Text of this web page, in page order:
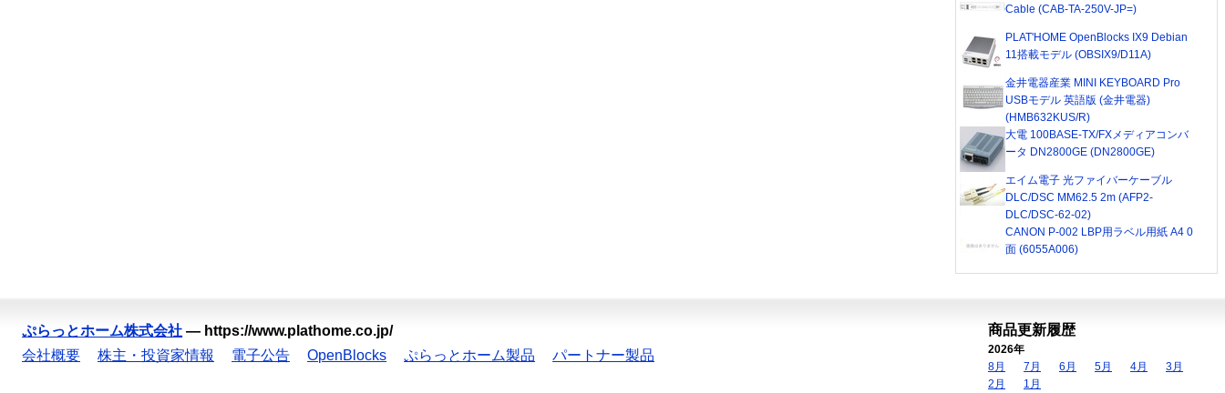
Cable (CAB-TA-250V-JP=)
PLAT'HOME OpenBlocks IX9 Debian
11搭載モデル (OBSIX9/D11A)
金井電器産業 MINI KEYBOARD Pro
USBモデル 英語版 (金井電器)
(HMB632KUS/R)
大電 100BASE-TX/FXメディアコンバ
ータ DN2800GE (DN2800GE)
エイム電子 光ファイバーケーブル
DLC/DSC MM62.5 2m (AFP2-
DLC/DSC-62-02)
CANON P-002 LBP用ラベル用紙 A4 0
面 (6055A006)
ぷらっとホーム株式会社 — https://www.plathome.co.jp/
会社概要
株主・投資家情報 電子公告 OpenBlocks ぷらっとホーム製品 パートナー製品
商品更新履歴
2026年
8月
7月 6月 5月 4月
3月
2月
1月